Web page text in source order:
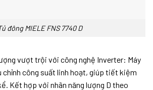
đông MIELE FNS 7740 D
vượt trội với công nghệ Inverter: Máy
chỉnh công suất linh hoạt, giúp tiết kiệm
Kết hợp với nhãn năng lượng D theo